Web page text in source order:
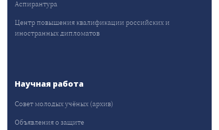
Аспирантура
Центр повышения квалификации российских и
иностранных дипломатов
Научная работа
Совет молодых учёных (архив)
Объявления о защите